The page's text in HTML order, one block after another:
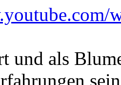
und als